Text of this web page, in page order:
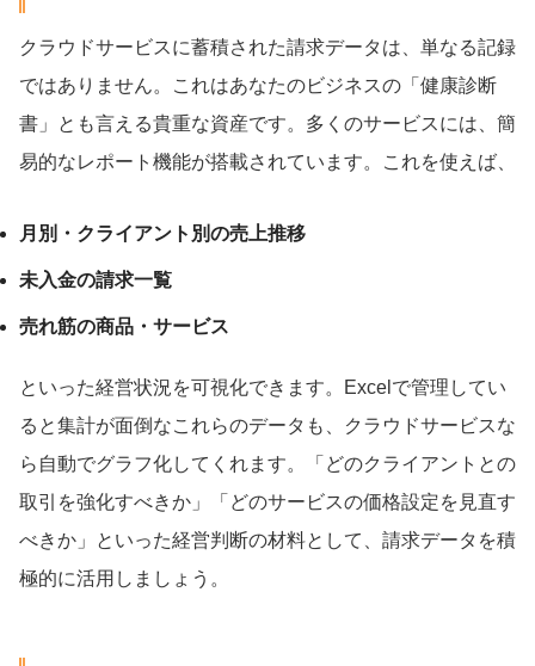
クラウドサービスに蓄積された請求データは、単なる記録
ではありません。これはあなたのビジネスの「健康診断
書」とも言える貴重な資産です。多くのサービスには、簡
易的なレポート機能が搭載されています。これを使えば、
月別・クライアント別の売上推移
未入金の請求一覧
売れ筋の商品・サービス
といった経営状況を可視化できます。Excelで管理してい
ると集計が面倒なこれらのデータも、クラウドサービスな
ら自動でグラフ化してくれます。「どのクライアントとの
取引を強化すべきか」「どのサービスの価格設定を見直す
べきか」といった経営判断の材料として、請求データを積
極的に活用しましょう。